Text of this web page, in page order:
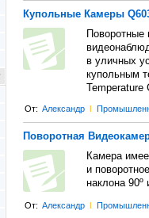
Купольные Камеры
в уличных
купольным
Temperature
От: Александр l
Поворотная
Камера
и
наклона
От: Александр l